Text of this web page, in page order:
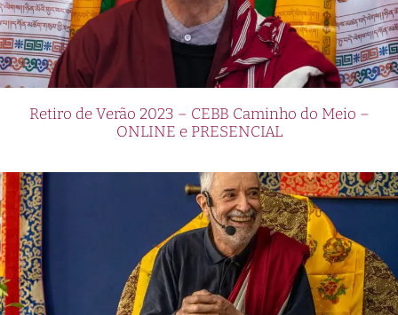
Retiro de Verão 2023 – CEBB Caminho do Meio –
ONLINE e PRESENCIAL